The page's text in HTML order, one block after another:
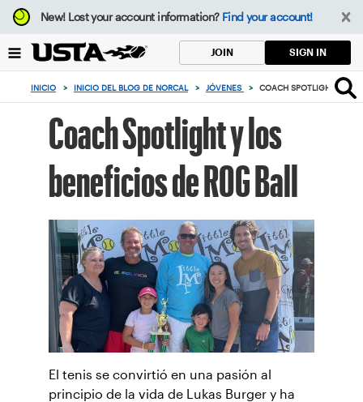
Enfoque
desde
botón
volver
New!Lost your account information? Find your account!
JOIN SIGN IN
INICIO > INICIO DEL BLOG DE NORCAL > JÓVENES > COACH SPOTLIGHT Y LOS
Coach Spotlight y los
beneficios de ROG Ball
El tenis se convirtió en una pasión al
principio de la vida de Lukas Burger y ha